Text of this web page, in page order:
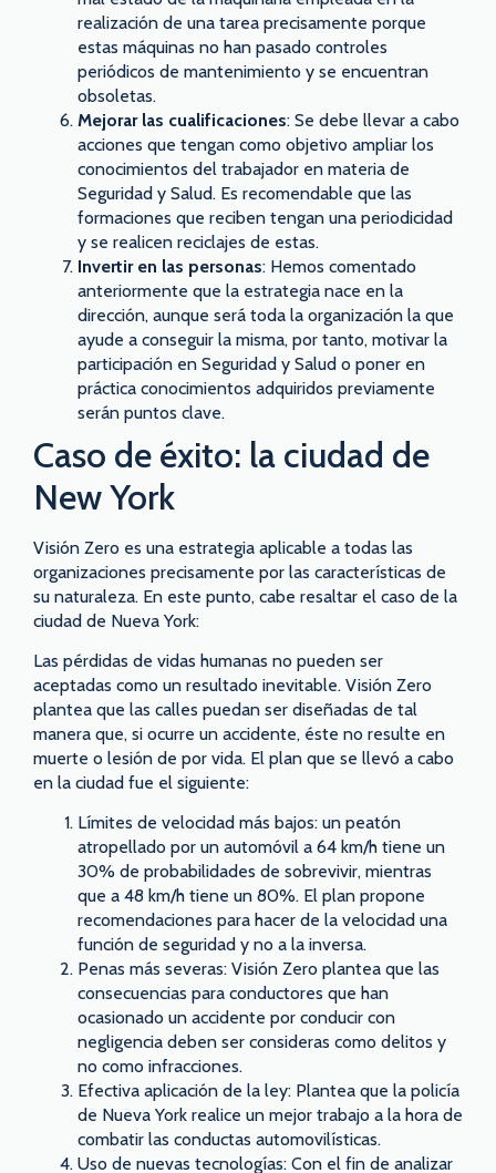
realización de una tarea precisamente porque
estas máquinas no han pasado controles
periódicos de mantenimiento y se encuentran
obsoletas.
Mejorar las cualificaciones: Se debe llevar a cabo
acciones que tengan como objetivo ampliar los
conocimientos del trabajador en materia de
Seguridad y Salud. Es recomendable que las
formaciones que reciben tengan una periodicidad
y se realicen reciclajes de estas.
Invertir en las personas: Hemos comentado
anteriormente que la estrategia nace en la
dirección, aunque será toda la organización la que
ayude a conseguir la misma, por tanto, motivar la
participación en Seguridad y Salud o poner en
práctica conocimientos adquiridos previamente
serán puntos clave.
Caso de éxito: la ciudad de
New York
Visión Zero es una estrategia aplicable a todas las
organizaciones precisamente por las características de
su naturaleza. En este punto, cabe resaltar el caso de la
ciudad de Nueva York:
Las pérdidas de vidas humanas no pueden ser
aceptadas como un resultado inevitable. Visión Zero
plantea que las calles puedan ser diseñadas de tal
manera que, si ocurre un accidente, éste no resulte en
muerte o lesión de por vida. El plan que se llevó a cabo
en la ciudad fue el siguiente:
Límites de velocidad más bajos: un peatón
atropellado por un automóvil a 64 km/h tiene un
30% de probabilidades de sobrevivir, mientras
que a 48 km/h tiene un 80%. El plan propone
recomendaciones para hacer de la velocidad una
función de seguridad y no a la inversa.
Penas más severas: Visión Zero plantea que las
consecuencias para conductores que han
ocasionado un accidente por conducir con
negligencia deben ser consideras como delitos y
no como infracciones.
Efectiva aplicación de la ley: Plantea que la policía
de Nueva York realice un mejor trabajo a la hora de
combatir las conductas automovilísticas.
Uso de nuevas tecnologías: Con el fin de analizar